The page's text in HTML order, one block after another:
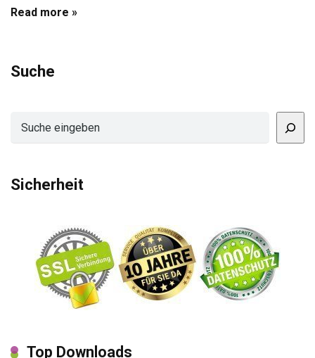
Read more »
Suche
Sicherheit
Top Downloads